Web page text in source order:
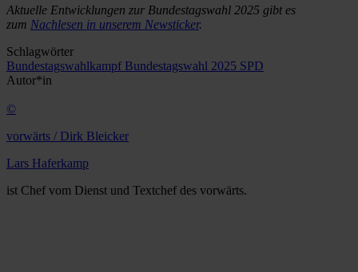
Aktuelle Entwicklungen zur Bundestagswahl 2025 gibt es
zum Nachlesen in unserem Newsticker.
Schlagwörter
Bundestagswahlkampf Bundestagswahl 2025 SPD
Autor*in
©
vorwärts / Dirk Bleicker
Lars Haferkamp
ist Chef vom Dienst und Textchef des vorwärts.